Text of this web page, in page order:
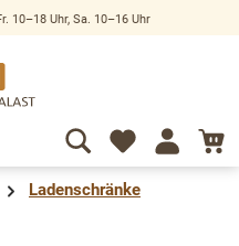
10–18 Uhr, Sa. 10–16 Uhr
Ladenschränke